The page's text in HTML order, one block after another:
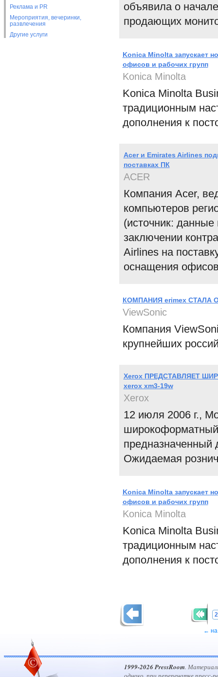
Реклама и PR
Мероприятия, вечеринки,
развлечения
Другие услуги
объявила о
продающих
Konica Minolta запускает
офисов и рабочих групп
Konica Minolta
Konica Minolta
традиционным
дополнения к
Acer и Emirates Airlines
поставках ПК
ACER
Компания Acer,
компьютеров
(источник:
заключении
Airlines на
оснащения
КОМПАНИЯ erimex
ViewSonic
Компания
крупнейших
Xerox ПРЕДСТАВЛЯЕТ
xerox xm3-19w
Xerox
12 июля 2006 г.,
широкоформатный
предназначенный
Ожидаемая
Konica Minolta запускает
офисов и рабочих групп
Konica Minolta
Konica Minolta
традиционным
дополнения к
← на
1999-2026 PressRoom.